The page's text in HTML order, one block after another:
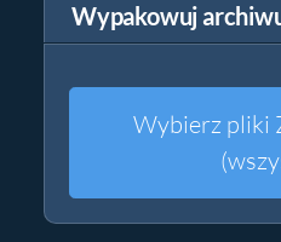
Wypakowuj
Wybierz pliki